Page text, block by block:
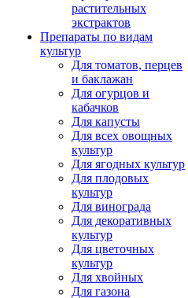
растительных
экстрактов
Препараты по видам
культур
Для томатов, перцев
и баклажан
Для огурцов и
кабачков
Для капусты
Для всех овощных
культур
Для ягодных культур
Для плодовых
культур
Для винограда
Для декоративных
культур
Для цветочных
культур
Для хвойных
Для газона